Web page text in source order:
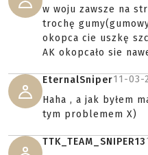
w woju zawsze na
trochę
okopca cie uszkę
AK okopcało sie
EternalSniper11-03-
Haha , a jak byłem
tym problemem X)
TTK_TEAM_SNIPER13